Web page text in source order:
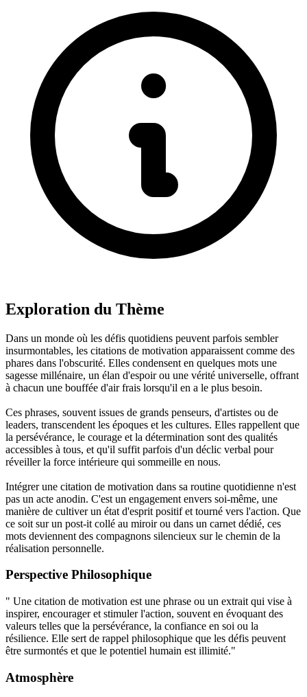
Exploration du Thème
Dans un monde où les défis quotidiens peuvent parfois sembler
insurmontables, les citations de motivation apparaissent comme des
phares dans l'obscurité. Elles condensent en quelques mots une
sagesse millénaire, un élan d'espoir ou une vérité universelle, offrant
à chacun une bouffée d'air frais lorsqu'il en a le plus besoin.
Ces phrases, souvent issues de grands penseurs, d'artistes ou de
leaders, transcendent les époques et les cultures. Elles rappellent que
la persévérance, le courage et la détermination sont des qualités
accessibles à tous, et qu'il suffit parfois d'un déclic verbal pour
réveiller la force intérieure qui sommeille en nous.
Intégrer une citation de motivation dans sa routine quotidienne n'est
pas un acte anodin. C'est un engagement envers soi-même, une
manière de cultiver un état d'esprit positif et tourné vers l'action. Que
ce soit sur un post-it collé au miroir ou dans un carnet dédié, ces
mots deviennent des compagnons silencieux sur le chemin de la
réalisation personnelle.
Perspective Philosophique
" Une citation de motivation est une phrase ou un extrait qui vise à
inspirer, encourager et stimuler l'action, souvent en évoquant des
valeurs telles que la persévérance, la confiance en soi ou la
résilience. Elle sert de rappel philosophique que les défis peuvent
être surmontés et que le potentiel humain est illimité."
Atmosphère